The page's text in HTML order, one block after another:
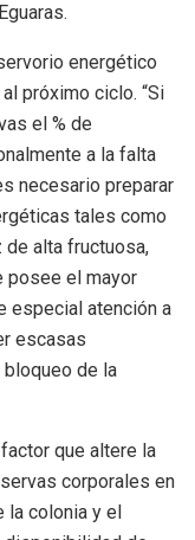
energético
próximo ciclo. “Si
el % de
a la falta
necesario preparar
tales como
de alta fructuosa,
posee el mayor
especial atención a
escasas
de la
que altere la
corporales en
colonia y el